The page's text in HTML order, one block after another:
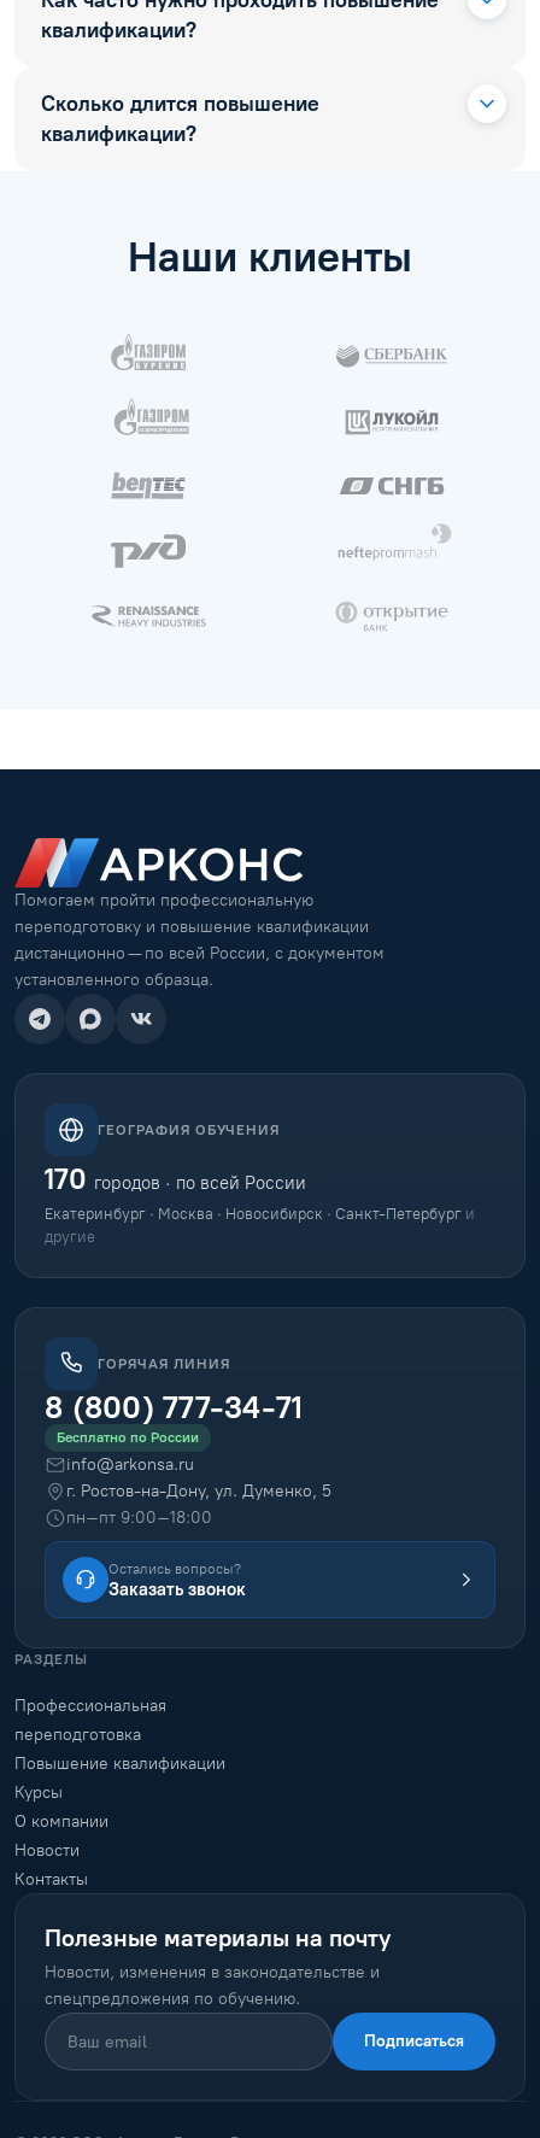
квалификации?
Сколько длится повышение
квалификации?
Наши клиенты
Помогаем пройти профессиональную
переподготовку и повышение квалификации
дистанционно — по всей России, с документом
установленного образца.
ГЕОГРАФИЯ ОБУЧЕНИЯ
170 городов · по всей России
Екатеринбург · Москва · Новосибирск · Санкт-Петербург и
другие
ГОРЯЧАЯ ЛИНИЯ
8 (800) 777-34-71
Бесплатно по России
info@arkonsa.ru
г. Ростов-на-Дону, ул. Думенко, 5
пн–пт 9:00–18:00
Остались вопросы?
Заказать звонок
РАЗДЕЛЫ
Профессиональная
переподготовка
Повышение квалификации
Курсы
О компании
Новости
Контакты
Полезные материалы на почту
Новости, изменения в законодательстве и
спецпредложения по обучению.
Подписаться